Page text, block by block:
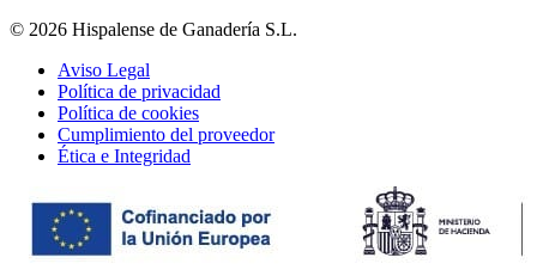
© 2026 Hispalense de Ganadería S.L.
Aviso Legal
Política de privacidad
Política de cookies
Cumplimiento del proveedor
Ética e Integridad